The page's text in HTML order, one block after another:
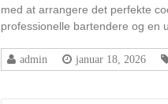
med at arrangere det perfekte
professionelle bartendere og en
admin januar 18, 2026